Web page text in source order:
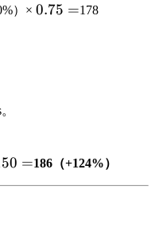
）× 0.75
0.75 =178
=186（+124%）